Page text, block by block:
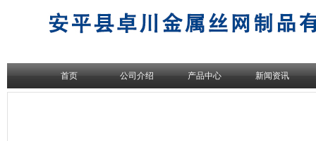
首页 公司介绍 产品中心 新闻资讯